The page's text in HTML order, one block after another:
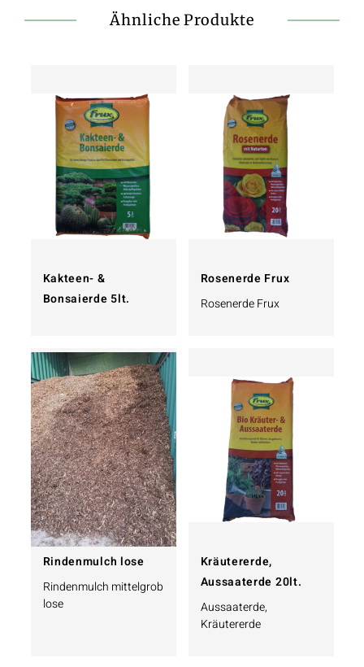
Ähnliche Produkte
Kakteen- &
Bonsaierde 5lt.
Rosenerde Frux
Rosenerde Frux
Rindenmulch lose
Rindenmulch mittelgrob
lose
Kräutererde,
Aussaaterde 20lt.
Aussaaterde,
Kräutererde